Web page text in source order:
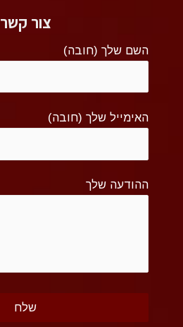
צור קשר
השם שלך (חובה)
האימייל שלך (חובה)
ההודעה שלך